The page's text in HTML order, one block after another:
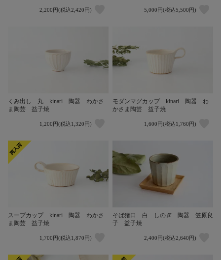
2,200円(税込2,420円) 5,000円(税込5,500円)
くみ出し 丸 kinari 陶器 わかさ
ま陶芸 益子焼
1,200円(税込1,320円)
モダンマグカップ kinari 陶器 わ
かさま陶芸 益子焼
1,600円(税込1,760円)
スープカップ kinari 陶器 わかさ
ま陶芸 益子焼
1,700円(税込1,870円)
そば猪口 白 しのぎ 陶器 笠原良
子 益子焼
2,400円(税込2,640円)